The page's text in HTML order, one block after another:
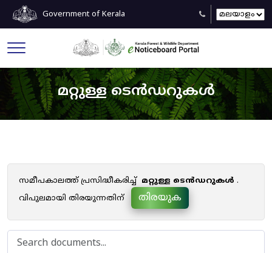
Government of Kerala
മറ്റുള്ള ടെൻഡറുകൾ
സമീപകാലത്ത് പ്രസിദ്ധീകരിച്ച് മറ്റുള്ള ടെൻഡറുകൾ .
വിപുലമായി തിരയുന്നതിന്
തിരയുക